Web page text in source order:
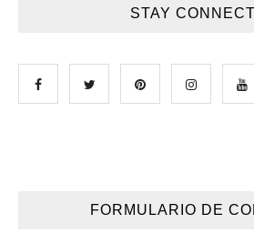
STAY
FORMULARIO DE